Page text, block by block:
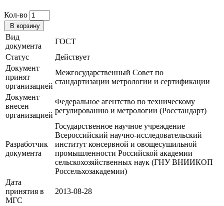
Кол-во
В корзину
Вид
документа
ГОСТ
Статус
Действует
Документ
принят
организацией
Межгосударственный Совет по
стандартизации метрологии и сертификации
Документ
внесен
организацией
Федеральное агентство по техническому
регулированию и метрологии (Росстандарт)
Разработчик
документа
Государственное научное учреждение
Всероссийский научно-исследовательский
институт консервной и овощесушильной
промышленности Российской академии
сельскохозяйственных наук (ГНУ ВНИИКОП
Россельхозакадемии)
Дата
принятия в
МГС
2013-08-28